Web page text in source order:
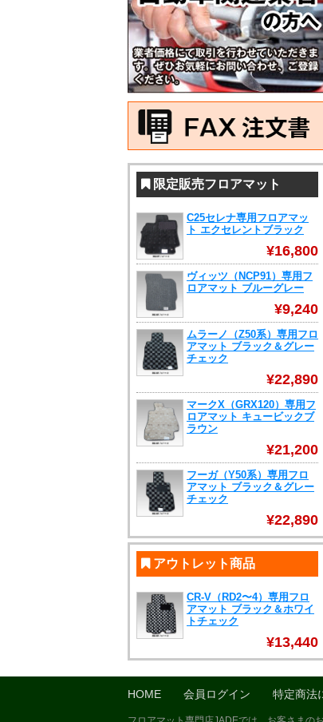
限定販売フロアマット
C25セレナ専用フロアマッ
ト エクセレントブラック
¥16,800
ヴィッツ（NCP91）専用フ
ロアマット ブルーグレー
¥9,240
ムラーノ（Z50系）専用フロ
アマット ブラック＆グレー
チェック
¥22,890
マークX（GRX120）専用フ
ロアマット キュービックブ
ラウン
¥21,200
フーガ（Y50系）専用フロ
アマット ブラック＆グレー
チェック
¥22,890
アウトレット商品
CR-V（RD2〜4）専用フロ
アマット ブラック＆ホワイ
トチェック
¥13,440
HOME 会員ログイン 特定商法